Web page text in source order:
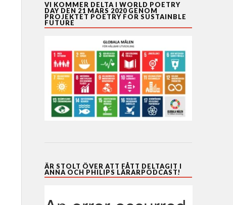
VI KOMMER DELTA I WORLD POETRY
DAY DEN 21 MARS 2020 GENOM
PROJEKTET POETRY FOR SUSTAINBLE
FUTURE
ÄR STOLT ÖVER ATT FÅTT DELTAGIT I
ANNA OCH PHILIPS LÄRARPODCAST!